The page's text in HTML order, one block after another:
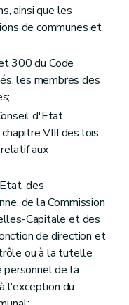
ainsi que les
de communes et
300 du Code
les membres des
d'Etat
VIII des lois
aux
des
de la Commission
Capitale et des
de direction et
ou à la tutelle
personnel de la
l'exception du